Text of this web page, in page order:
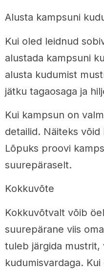
Alusta kampsuni
Kui oled leidnud
alustada kampsuni
alusta kudumist
jätku tagaosaga ja
Kui kampsun on
detailid. Näiteks
Lõpuks proovi
suurepäraselt.
Kokkuvõte
Kokkuvõtvalt võib
suurepärane viis
tuleb järgida mustrit,
kudumisvardaga.